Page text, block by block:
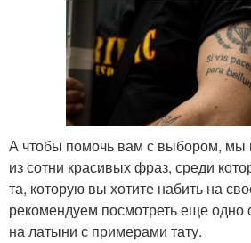
А чтобы помочь вам с выбором, мы
из сотни красивых фраз, среди
та, которую вы хотите набить на
рекомендуем посмотреть еще одно
на латыни с примерами тату.